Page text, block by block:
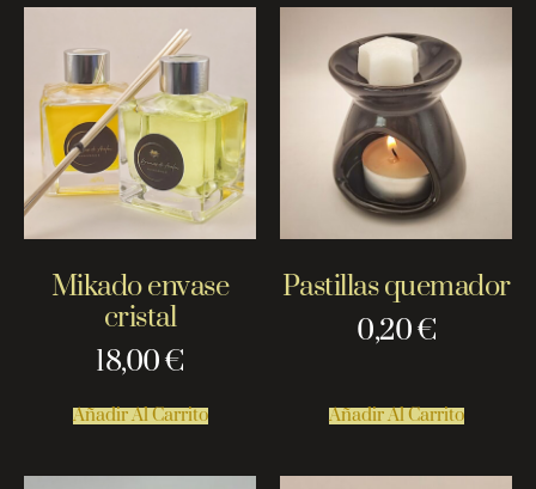
Mikado envase
cristal
18,00€
Añadir Al Carrito
Pastillas quemador
0,20€
Añadir Al Carrito